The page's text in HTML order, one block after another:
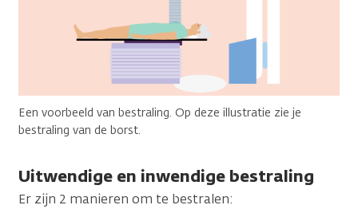
Een voorbeeld van bestraling. Op deze illustratie zie je
bestraling van de borst.
Uitwendige en inwendige bestraling
Er zijn 2 manieren om te bestralen: